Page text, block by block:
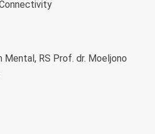
Mental, RS Prof. dr. Moeljono